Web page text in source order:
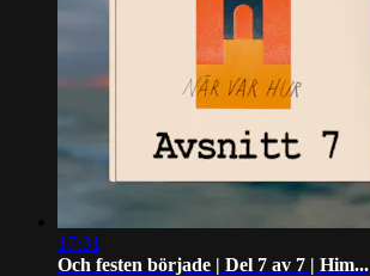
17:31
Och festen började | Del 7 av 7 | Him...